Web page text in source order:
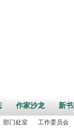
作家沙龙 新
部门处室 工作委员会